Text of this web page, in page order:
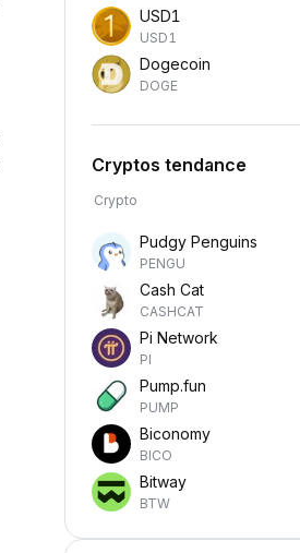
USD1
USD1
Dogecoin
DOGE
Cryptos tendance
Crypto
Pudgy Penguins
PENGU
Cash Cat
CASHCAT
Pi Network
PI
Pump.fun
PUMP
Biconomy
BICO
Bitway
BTW